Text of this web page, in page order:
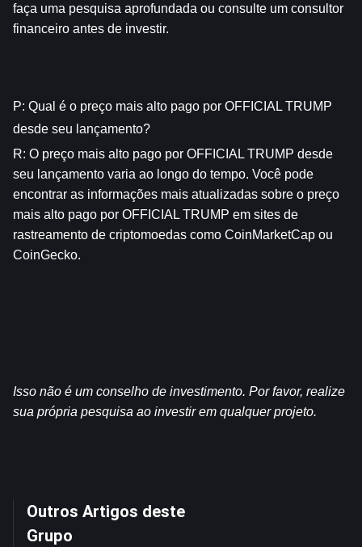
faça uma pesquisa aprofundada ou consulte um consultor
financeiro antes de investir.
P: Qual é o preço mais alto pago por OFFICIAL TRUMP
desde seu lançamento?
R: O preço mais alto pago por OFFICIAL TRUMP desde
seu lançamento varia ao longo do tempo. Você pode
encontrar as informações mais atualizadas sobre o preço
mais alto pago por OFFICIAL TRUMP em sites de
rastreamento de criptomoedas como CoinMarketCap ou
CoinGecko.
Isso não é um conselho de investimento. Por favor, realize
sua própria pesquisa ao investir em qualquer projeto.
Outros Artigos deste
Grupo